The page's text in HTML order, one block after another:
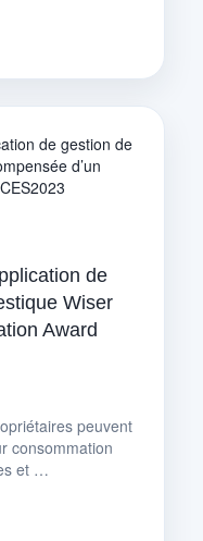
de
Wiser
Award
peuvent
consommation
et …